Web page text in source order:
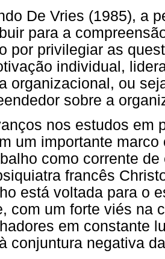
De Vries (1985), a
para a
por privilegiar as
individual,
organizacional, ou
sobre a
nos estudos em
um importante
como corrente
francês
está voltada para o
com um forte viés na
em constante
conjuntura negativa